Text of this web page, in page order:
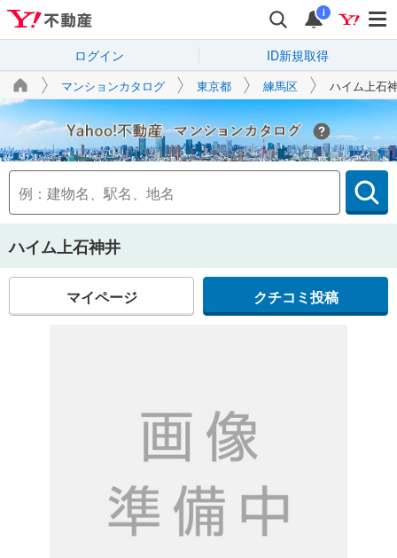
i
ログイン ID新規取得
マンションカタログ 東京都 練馬区 ハイム上石
Yahoo!不動産
ハイム上石神井
マイページ クチコミ投稿